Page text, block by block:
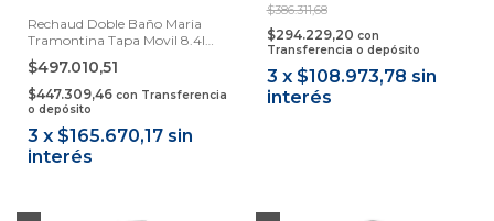
Rechaud Doble Baño Maria
Tramontina Tapa Movil 8.4l
Samihome
$497.010,51
$447.309,46 con Transferencia
o depósito
3 x $165.670,17 sin
interés
$386.311,68
$294.229,20 con
Transferencia o depósito
3 x $108.973,78 sin
interés